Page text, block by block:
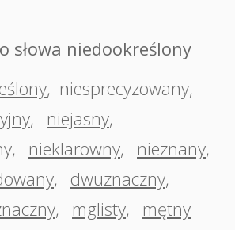
słowa niedookreślony
, niesprecyzowany,
, niejasny,
, nieklarowny, nieznany,
, dwuznaczny,
, mglisty, mętny